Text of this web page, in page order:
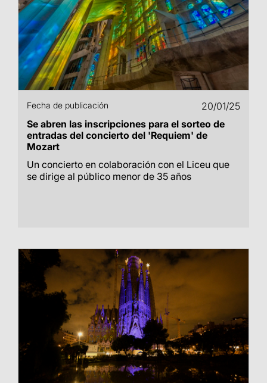
Fecha de publicación
20/01/25
Se abren las inscripciones para el sorteo de
entradas del concierto del 'Requiem' de
Mozart
Un concierto en colaboración con el Liceu que
se dirige al público menor de 35 años